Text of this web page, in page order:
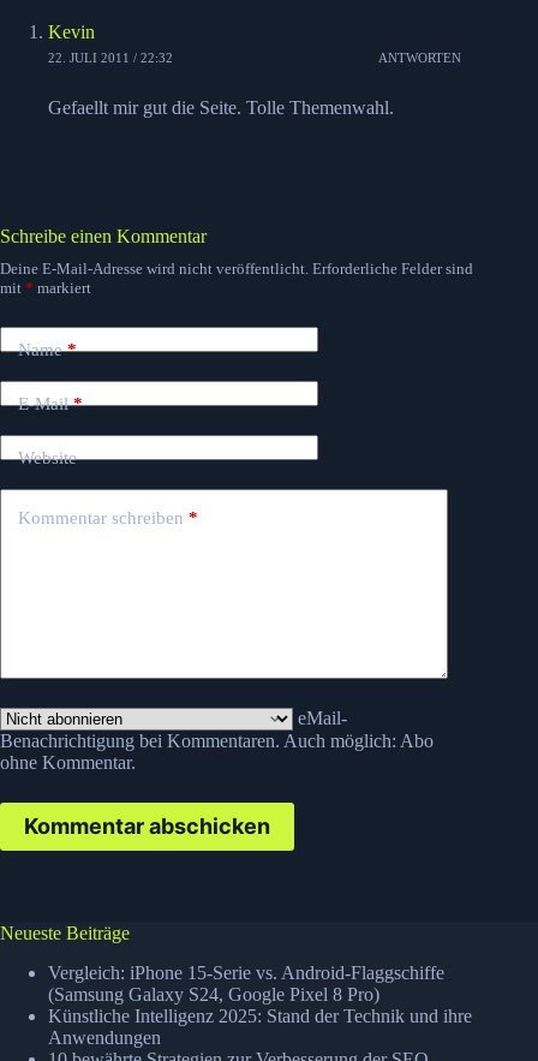
Kevin
22. JULI 2011 / 22:32 ANTWORTEN
Gefaellt mir gut die Seite. Tolle Themenwahl.
Schreibe einen Kommentar
Deine E-Mail-Adresse wird nicht veröffentlicht. Erforderliche Felder sind
mit * markiert
Name*
E-Mail*
Website
Kommentar schreiben *
eMail-
Benachrichtigung bei Kommentaren. Auch möglich: Abo
ohne Kommentar.
Kommentar abschicken
Neueste Beiträge
Vergleich: iPhone 15-Serie vs. Android-Flaggschiffe
(Samsung Galaxy S24, Google Pixel 8 Pro)
Künstliche Intelligenz 2025: Stand der Technik und ihre
Anwendungen